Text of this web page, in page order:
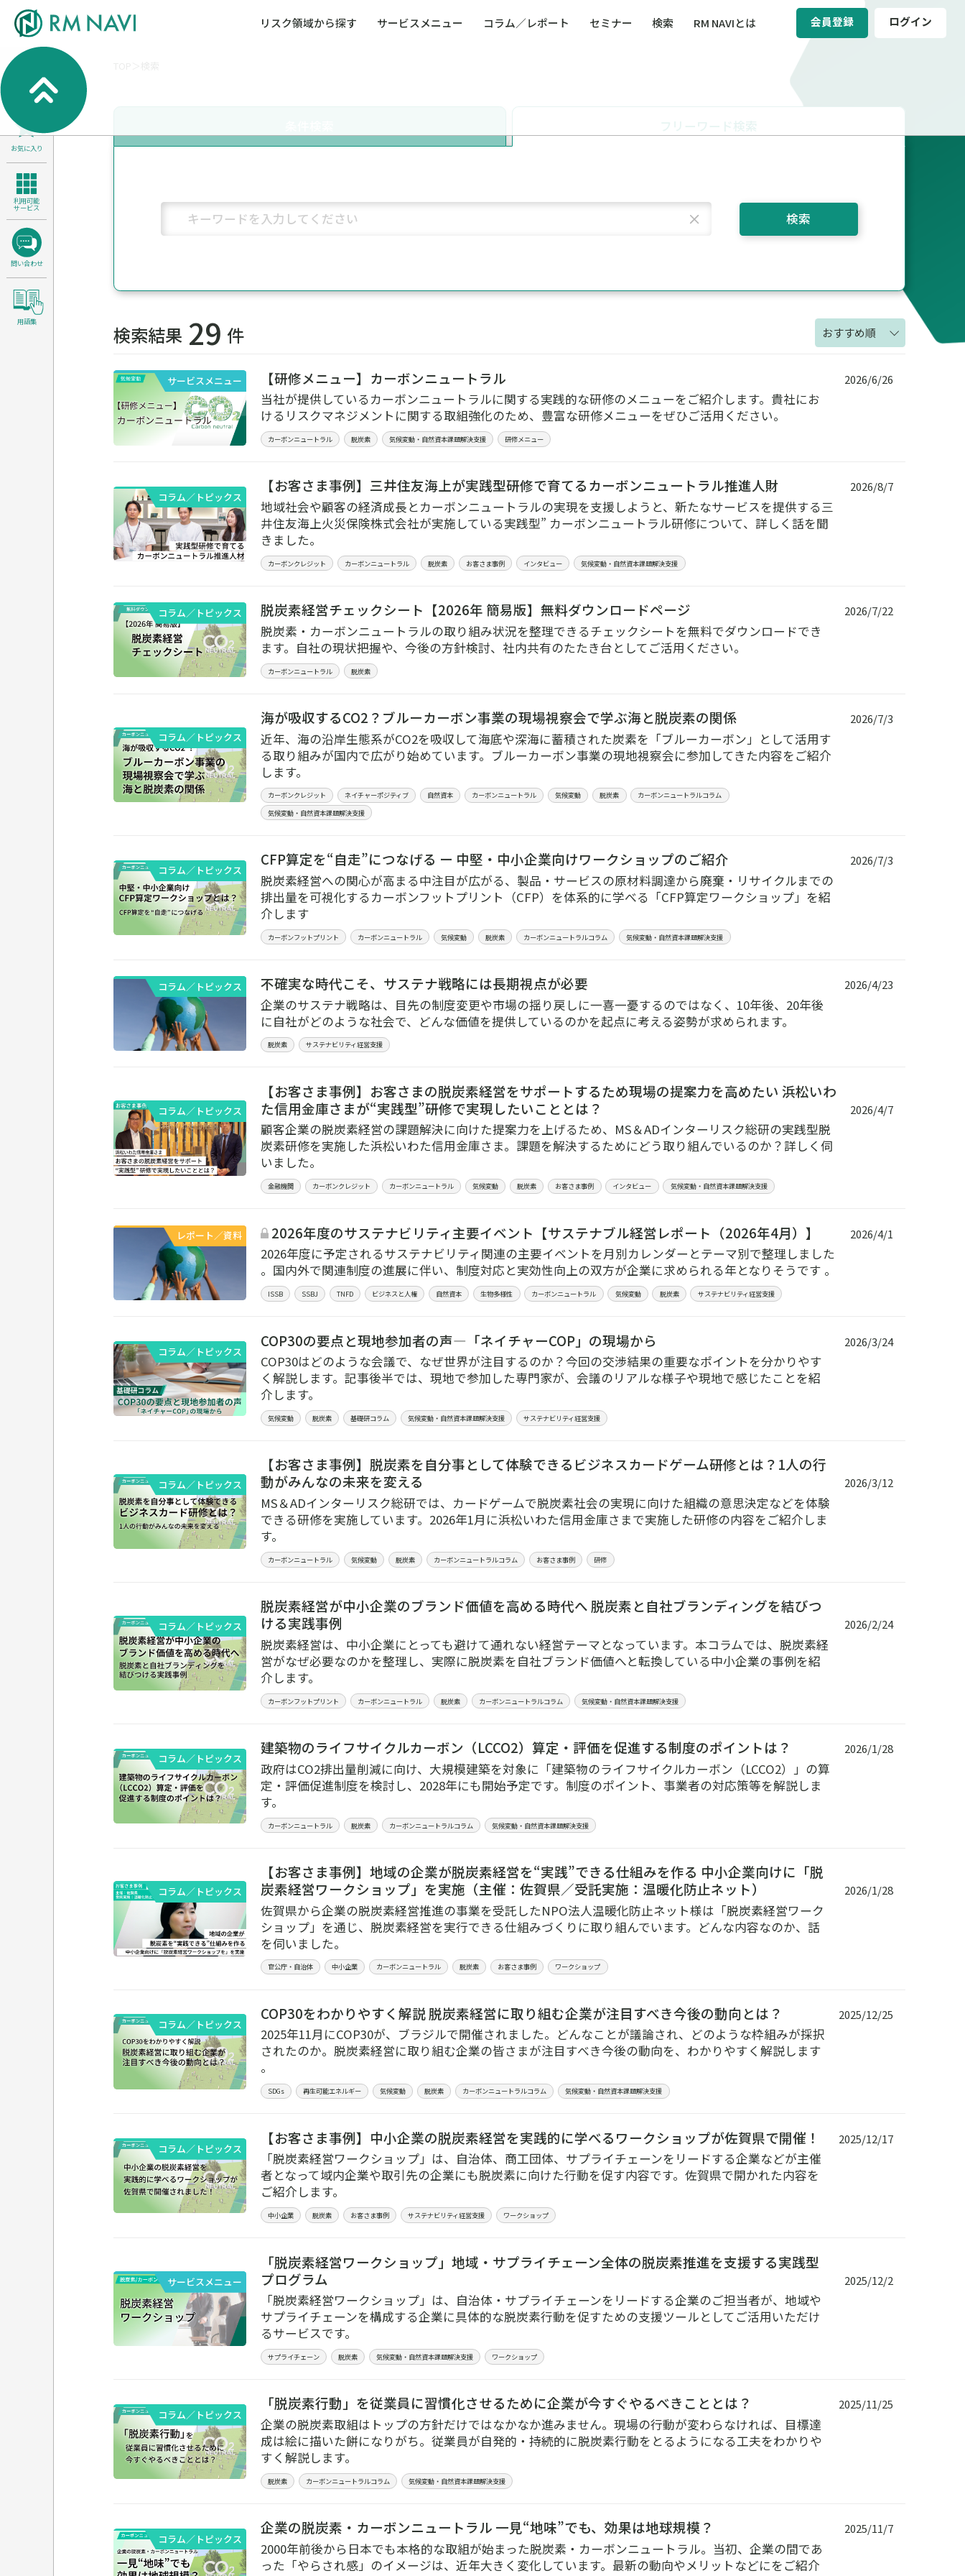
リスク領域から探す サービスメニュー コラム／レポート セミナー 検索 RM NAVIとは 会員登録 ログイン
サイバーリスク／情報セキュリティ
健康経営・人事・組織課題解決支援（含むメンモビリティ（運輸安全・次世代モビリティ）
サステナビリティ経営支援
人権・人的資本課題解決支援
安全文化醸成／労働安全衛生
検索
お気に入り
利用可能
サービス
問い合わせ
用語集
フリーワード検索
検索
検索結果 29 件 おすすめ順
サービスメニュー 【研修メニュー】カーボンニュートラル
当社が提供しているカーボンニュートラルに関する実践的な研修のメニューをご紹介します。貴社にお
けるリスクマネジメントに関する取組強化のため、豊富な研修メニューをぜひご活用ください。
カーボンニュートラル 脱炭素 気候変動・自然資本課題解決支援 研修メニュー
2026/6/26
コラム／トピックス
【お客さま事例】三井住友海上が実践型研修で育てるカーボンニュートラル推進人財
地域社会や顧客の経済成長とカーボンニュートラルの実現を支援しようと、新たなサービスを提供する三
井住友海上火災保険株式会社が実施している実践型” カーボンニュートラル研修について、詳しく話を聞
きました。
カーボンクレジット カーボンニュートラル 脱炭素 お客さま事例 インタビュー 気候変動・自然資本課題解決支援
2026/8/7
コラム／トピックス 脱炭素経営チェックシート【2026年 簡易版】無料ダウンロードページ
脱炭素・カーボンニュートラルの取り組み状況を整理できるチェックシートを無料でダウンロードでき
ます。自社の現状把握や、今後の方針検討、社内共有のたたき台としてご活用ください。
カーボンニュートラル 脱炭素
2026/7/22
コラム／トピックス
海が吸収するCO2？ブルーカーボン事業の現場視察会で学ぶ海と脱炭素の関係
近年、海の沿岸生態系がCO2を吸収して海底や深海に蓄積された炭素を「ブルーカーボン」として活用す
る取り組みが国内で広がり始めています。ブルーカーボン事業の現地視察会に参加してきた内容をご紹介
します。
カーボンクレジット ネイチャーポジティブ 自然資本 カーボンニュートラル 気候変動 脱炭素
カーボンニュートラルコラム
気候変動・自然資本課題解決支援
2026/7/3
コラム／トピックス
CFP算定を“自走”につなげる ー 中堅・中小企業向けワークショップのご紹介
脱炭素経営への関心が高まる中注目が広がる、製品・サービスの原材料調達から廃棄・リサイクルまでの
排出量を可視化するカーボンフットプリント（CFP）を体系的に学べる「CFP算定ワークショップ」を紹
介します
カーボンフットプリント カーボンニュートラル 気候変動 脱炭素 カーボンニュートラルコラム 気候変動・自然資本課題解決支援
2026/7/3
コラム／トピックス 不確実な時代こそ、サステナ戦略には長期視点が必要
企業のサステナ戦略は、目先の制度変更や市場の揺り戻しに一喜一憂するのではなく、10年後、20年後
に自社がどのような社会で、どんな価値を提供しているのかを起点に考える姿勢が求められます。
脱炭素 サステナビリティ経営支援
2026/4/23
コラム／トピックス
【お客さま事例】お客さまの脱炭素経営をサポートするため現場の提案力を高めたい 浜松いわ
た信用金庫さまが“実践型”研修で実現したいこととは？
顧客企業の脱炭素経営の課題解決に向けた提案力を上げるため、MS＆ADインターリスク総研の実践型脱
炭素研修を実施した浜松いわた信用金庫さま。課題を解決するためにどう取り組んでいるのか？詳しく伺
いました。
金融機関 カーボンクレジット カーボンニュートラル 気候変動 脱炭素 お客さま事例 インタビュー 気候変動・自然資本課題解決支援
2026/4/7
レポート／資料 2026年度のサステナビリティ主要イベント【サステナブル経営レポート（2026年4月）】
2026年度に予定されるサステナビリティ関連の主要イベントを月別カレンダーとテーマ別で整理しました
。国内外で関連制度の進展に伴い、制度対応と実効性向上の双方が企業に求められる年となりそうです 。
ISSB SSBJ TNFD ビジネスと人権 自然資本 生物多様性 カーボンニュートラル 気候変動 脱炭素 サステナビリティ経営支援
2026/4/1
コラム／トピックス
COP30の要点と現地参加者の声―「ネイチャーCOP」の現場から
COP30はどのような会議で、なぜ世界が注目するのか？今回の交渉結果の重要なポイントを分かりやす
く解説します。記事後半では、現地で参加した専門家が、会議のリアルな様子や現地で感じたことを紹
介します。
気候変動 脱炭素 基礎研コラム 気候変動・自然資本課題解決支援 サステナビリティ経営支援
2026/3/24
コラム／トピックス
【お客さま事例】脱炭素を自分事として体験できるビジネスカードゲーム研修とは？1人の行
動がみんなの未来を変える
MS＆ADインターリスク総研では、カードゲームで脱炭素社会の実現に向けた組織の意思決定などを体験
できる研修を実施しています。2026年1月に浜松いわた信用金庫さまで実施した研修の内容をご紹介しま
す。
カーボンニュートラル 気候変動 脱炭素 カーボンニュートラルコラム お客さま事例 研修
2026/3/12
コラム／トピックス
脱炭素経営が中小企業のブランド価値を高める時代へ 脱炭素と自社ブランディングを結びつ
ける実践事例
脱炭素経営は、中小企業にとっても避けて通れない経営テーマとなっています。本コラムでは、脱炭素経
営がなぜ必要なのかを整理し、実際に脱炭素を自社ブランド価値へと転換している中小企業の事例を紹
介します。
カーボンフットプリント カーボンニュートラル 脱炭素 カーボンニュートラルコラム 気候変動・自然資本課題解決支援
2026/2/24
コラム／トピックス
建築物のライフサイクルカーボン（LCCO2）算定・評価を促進する制度のポイントは？
政府はCO2排出量削減に向け、大規模建築を対象に「建築物のライフサイクルカーボン（LCCO2）」の算
定・評価促進制度を検討し、2028年にも開始予定です。制度のポイント、事業者の対応策等を解説しま
す。
カーボンニュートラル 脱炭素 カーボンニュートラルコラム 気候変動・自然資本課題解決支援
2026/1/28
コラム／トピックス
【お客さま事例】地域の企業が脱炭素経営を“実践”できる仕組みを作る 中小企業向けに「脱
炭素経営ワークショップ」を実施（主催：佐賀県／受託実施：温暖化防止ネット）
佐賀県から企業の脱炭素経営推進の事業を受託したNPO法人温暖化防止ネット様は「脱炭素経営ワーク
ショップ」を通じ、脱炭素経営を実行できる仕組みづくりに取り組んでいます。どんな内容なのか、話
を伺いました。
官公庁・自治体 中小企業 カーボンニュートラル 脱炭素 お客さま事例 ワークショップ
2026/1/28
コラム／トピックス
COP30をわかりやすく解説 脱炭素経営に取り組む企業が注目すべき今後の動向とは？
2025年11月にCOP30が、ブラジルで開催されました。どんなことが議論され、どのような枠組みが採択
されたのか。脱炭素経営に取り組む企業の皆さまが注目すべき今後の動向を、わかりやすく解説します
。
SDGs 再生可能エネルギー 気候変動 脱炭素 カーボンニュートラルコラム 気候変動・自然資本課題解決支援
2025/12/25
コラム／トピックス
【お客さま事例】中小企業の脱炭素経営を実践的に学べるワークショップが佐賀県で開催！
「脱炭素経営ワークショップ」は、自治体、商工団体、サプライチェーンをリードする企業などが主催
者となって域内企業や取引先の企業にも脱炭素に向けた行動を促す内容です。佐賀県で開かれた内容を
ご紹介します。
中小企業 脱炭素 お客さま事例 サステナビリティ経営支援 ワークショップ
2025/12/17
サービスメニュー
「脱炭素経営ワークショップ」地域・サプライチェーン全体の脱炭素推進を支援する実践型
プログラム
「脱炭素経営ワークショップ」は、自治体・サプライチェーンをリードする企業のご担当者が、地域や
サプライチェーンを構成する企業に具体的な脱炭素行動を促すための支援ツールとしてご活用いただけ
るサービスです。
サプライチェーン 脱炭素 気候変動・自然資本課題解決支援 ワークショップ
2025/12/2
コラム／トピックス
「脱炭素行動」を従業員に習慣化させるために企業が今すぐやるべきこととは？
企業の脱炭素取組はトップの方針だけではなかなか進みません。現場の行動が変わらなければ、目標達
成は絵に描いた餅になりがち。従業員が自発的・持続的に脱炭素行動をとるようになる工夫をわかりや
すく解説します。
脱炭素 カーボンニュートラルコラム 気候変動・自然資本課題解決支援
2025/11/25
コラム／トピックス
企業の脱炭素・カーボンニュートラル 一見“地味”でも、効果は地球規模？
2000年前後から日本でも本格的な取組が始まった脱炭素・カーボンニュートラル。当初、企業の間であ
った「やらされ感」のイメージは、近年大きく変化しています。最新の動向やメリットなどにをご紹介
2025/11/7